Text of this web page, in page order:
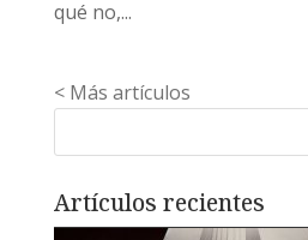
qué no,...
Artículos recientes